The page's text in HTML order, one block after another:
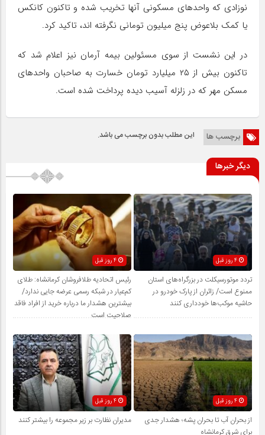
نوزادی که واحدهای مسکونی آنها تخریب شده و تاکنون کانکس
یا کمک بلاعوض پنج میلیون تومانی نگرفته اند، تاکید کرد.
در این نشست از سوی مسئولین بیمه آرمان نیز اعلام شد که
تاکنون بیش از ۲۵ میلیارد تومان خسارت به صاحبان واحدهای
مسکن مهر که در زلزله آسیب دیده پرداخت شده است.
برچسب ها این مطلب بدون برچسب می باشد.
دیگر خبرها
4 روز قبل
تردد موتورسیکلت در بزرگراه‌های استان
ممنوع است/ زائران از پارک خودرو در
حاشیه موکب‌ها خودداری کنند
رئیس اتحادیه طلافروشان کرمانشاه: طلای
کم‌عیار در شبکه رسمی عرضه جایی ندارد/
بیشترین هشدار ما درباره خرید از افراد فاقد
صلاحیت است
4 روز قبل
از بحران آب تا بحران پشه؛ هشدار جدی
برای شرق کرمانشاه
مدیران نظارت بر زیر مجموعه را بیشتر کنند